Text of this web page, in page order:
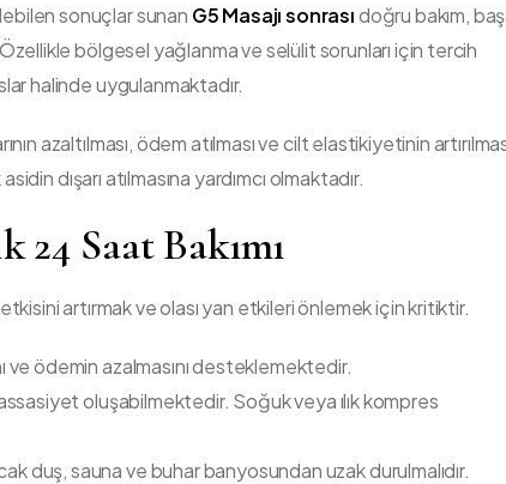
sonuçlar sunan G5 Masajı sonrasıdoğru bakım,
bölgesel yağlanma ve selülit sorunları için tercih
halinde uygulanmaktadır.
azaltılması, ödem atılması ve cilt elastikiyetinin
dışarı atılmasına yardımcı olmaktadır.
24 Saat Bakımı
etkisini artırmak ve olası yan etkileri önlemek için kritiktir.
ve ödemin azalmasını desteklemektedir.
oluşabilmektedir. Soğuk veya ılık kompres
duş, sauna ve buhar banyosundan uzak durulmalıdır.